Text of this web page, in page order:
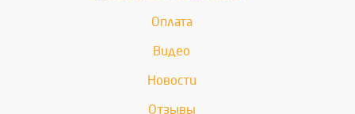
Оплата
Видео
Новости
Отзывы